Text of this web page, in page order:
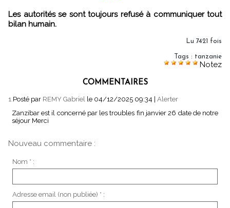
Les autorités se sont toujours refusé à communiquer tout
bilan humain.
Lu 7421 fois
Tags : tanzanie
Notez
COMMENTAIRES
1. Posté par REMY Gabriel le 04/12/2025 09:34
Alerter
Zanzibar est il concerné par les troubles fin janvier 26 date de notre
séjour Merci
Nouveau commentaire :
Nom * :
Adresse email (non publiée) * :